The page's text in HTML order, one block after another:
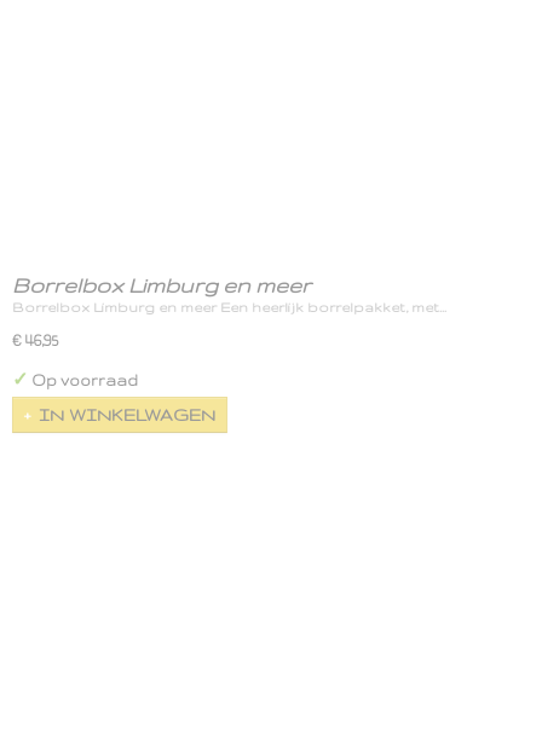
Borrelbox Limburg en meer
Borrelbox Limburg en meer Een heerlijk borrelpakket, met…
€ 46,95
✓ Op voorraad
IN WINKELWAGEN